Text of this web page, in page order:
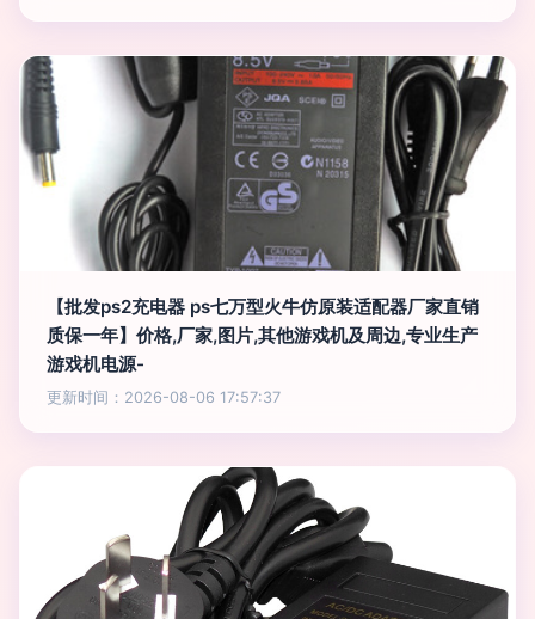
【批发ps2充电器 ps七万型火牛仿原装适配器厂家直销
质保一年】价格,厂家,图片,其他游戏机及周边,专业生产
游戏机电源-
更新时间：2026-08-06 17:57:37